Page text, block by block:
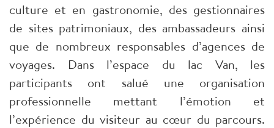
culture et en gastronomie, des gestionnaires
de sites patrimoniaux, des ambassadeurs ainsi
que de nombreux responsables d’agences de
voyages. Dans l’espace du lac Van, les
participants ont salué une organisation
professionnelle mettant l’émotion et
l’expérience du visiteur au cœur du parcours.